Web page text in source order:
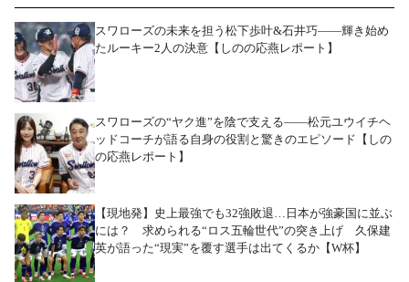
スワローズの未来を担う松下歩叶&石井巧――輝き始め
たルーキー2人の決意【しのの応燕レポート】
スワローズの“ヤク進”を陰で支える――松元ユウイチヘ
ッドコーチが語る自身の役割と驚きのエピソード【しの
の応燕レポート】
【現地発】史上最強でも32強敗退…日本が強豪国に並ぶ
には？ 求められる“ロス五輪世代”の突き上げ 久保建
英が語った“現実”を覆す選手は出てくるか【W杯】